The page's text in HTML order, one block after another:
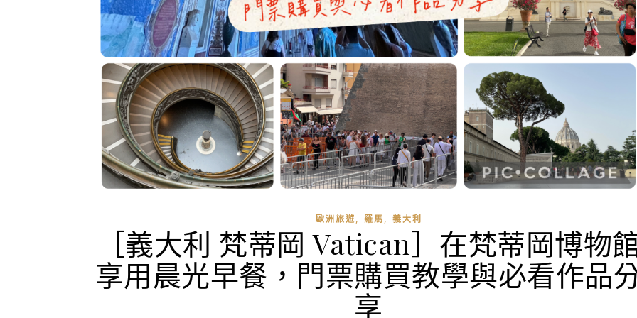
歐洲旅遊, 羅馬, 義大利
［義大利 梵蒂岡 Vatican］在梵蒂岡博物
享用晨光早餐，門票購買教學與必看作品
享